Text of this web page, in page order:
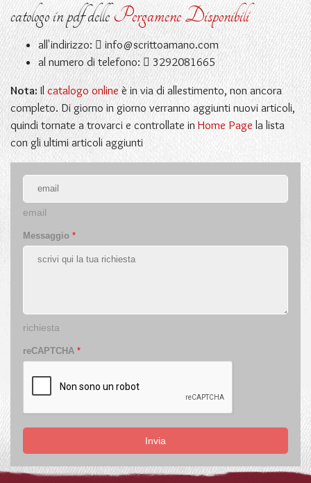
catologo in pdf dellePergamene Disponibili
all'indirizzo: info@scrittoamano.com
al numero di telefono:
3292081665
Nota:Il catalogo onlineè in via di allestimento, non ancora
completo. Di giorno in giorno verranno aggiunti nuovi articoli,
quindi tornate a trovarci e controllate in Home Page la lista
con gli ultimi articoli aggiunti
email
Messaggio *
richiesta
reCAPTCHA *
Invia